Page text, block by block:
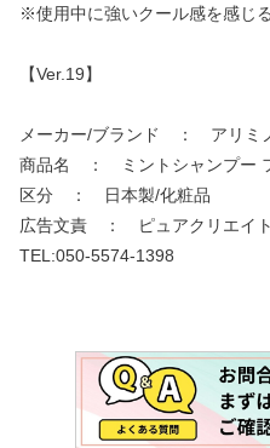
※使用中に強いクール感を感じ
【Ver.19】
メーカー/ブランド ： アリミ
商品名 ： ミントシャンプー
区分 ： 日本製/化粧品
広告文責 ： ピュアクリエイ
TEL:050-5574-1398